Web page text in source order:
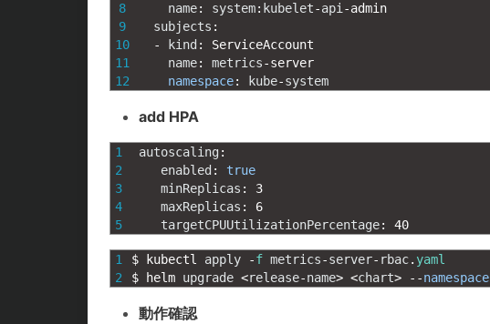
8
9
10
11
12
name: system: kubelet-api-admin
subjects :
-
kind :
ServiceAccount
name: metrics-server
namespace: kube-system
add HPA
1
2
3
4
5
autoscaling :
enabled :
true
minReplicas :
3
maxReplicas :
6
targetCPUUtilizationPercentage: 40
1
2
$ kubectl apply -f metrics-server- rbac. yaml
$
helm upgrade <release-name> <chart> --namespace
動作確認